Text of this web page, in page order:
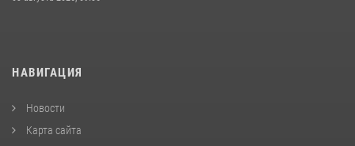
НАВИГАЦИЯ
Новости
Карта сайта